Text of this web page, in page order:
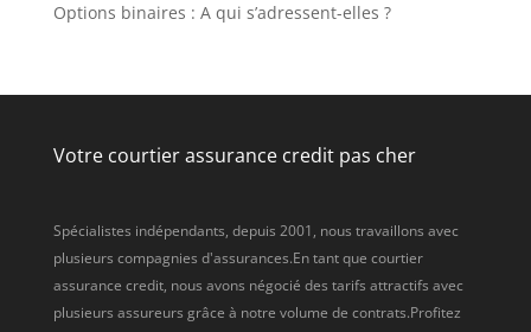
Options binaires : A qui s’adressent-elles ?
Votre courtier assurance credit pas cher
Spécialistes indépendants, depuis 2001, nous travaillons avec
plusieurs compagnies d'assurances.En tant que courtier
assurance credit, nous avons négocié des tarifs attractifs avec
plusieurs assureurs grâce à notre volume de contrats.Profitez